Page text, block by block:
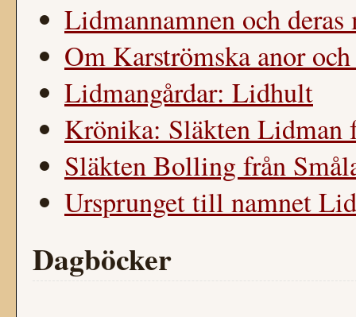
Lidmannamnen och
Om Karströmska anor
Lidmangårdar: Lidhult
Krönika: Släkten Lidman
Släkten Bolling från
Ursprunget till namnet
Dagböcker